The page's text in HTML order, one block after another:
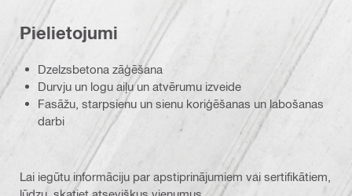
Pielietojumi
Dzelzsbetona zāģēšana
Durvju un logu aiļu un atvērumu izveide
Fasāžu, starpsienu un sienu koriģēšanas un labošanas
darbi
Lai iegūtu informāciju par apstiprinājumiem vai sertifikātiem,